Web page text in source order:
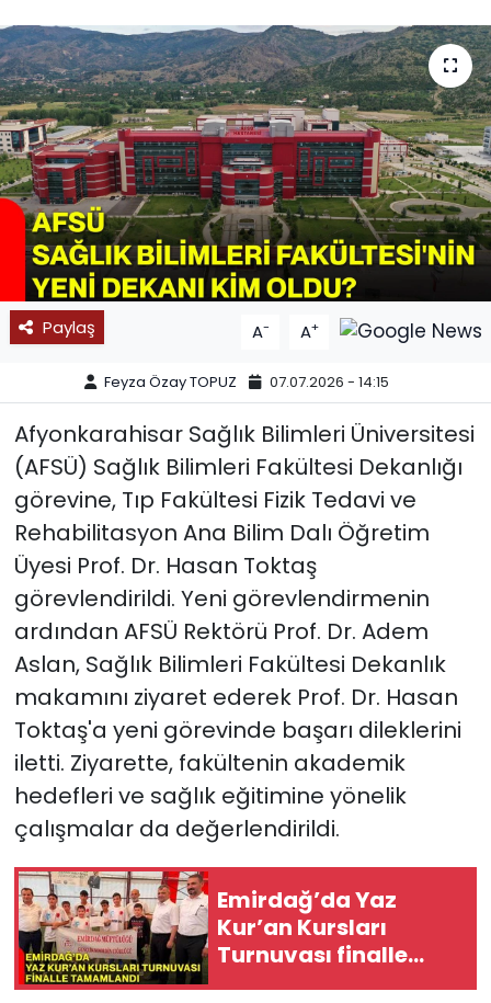
Paylaş A- A+
Feyza Özay TOPUZ 07.07.2026 - 14:15
Afyonkarahisar Sağlık Bilimleri Üniversitesi
(AFSÜ) Sağlık Bilimleri Fakültesi Dekanlığı
görevine, Tıp Fakültesi Fizik Tedavi ve
Rehabilitasyon Ana Bilim Dalı Öğretim
Üyesi Prof. Dr. Hasan Toktaş
görevlendirildi. Yeni görevlendirmenin
ardından AFSÜ Rektörü Prof. Dr. Adem
Aslan, Sağlık Bilimleri Fakültesi Dekanlık
makamını ziyaret ederek Prof. Dr. Hasan
Toktaş'a yeni görevinde başarı dileklerini
iletti. Ziyarette, fakültenin akademik
hedefleri ve sağlık eğitimine yönelik
çalışmalar da değerlendirildi.
Emirdağ’da Yaz
Kur’an Kursları
Turnuvası finalle
tamamlandı
SPOR
11:11 MANŞET